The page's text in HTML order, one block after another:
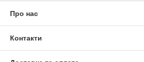
Про нас
Контакти